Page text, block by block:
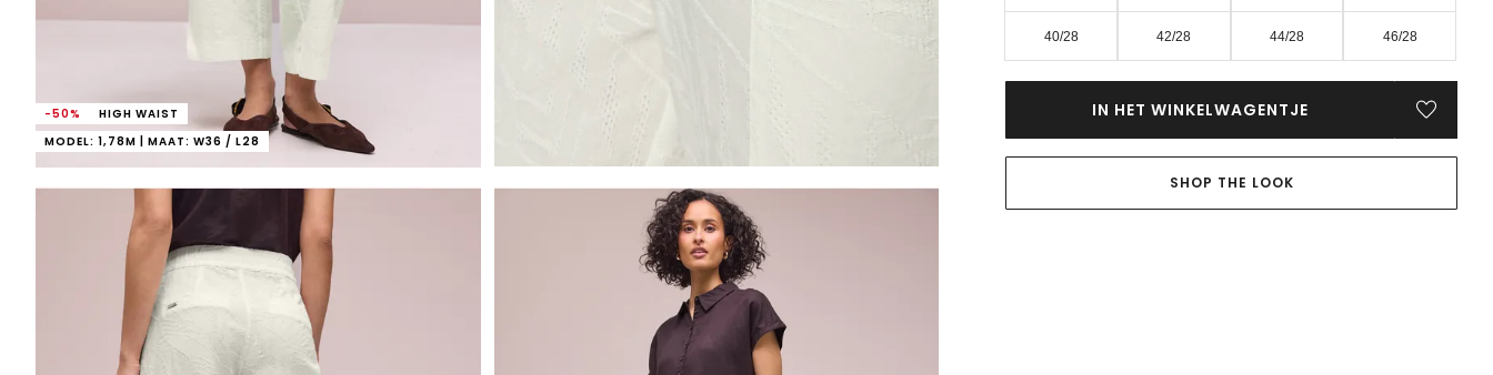
-50%
HIGH WAIST
MODEL: 1,78M | MAAT: W36 / L28
40/28 42/28 44/28 46/28
IN HET WINKELWAGENTJE
SHOP THE LOOK